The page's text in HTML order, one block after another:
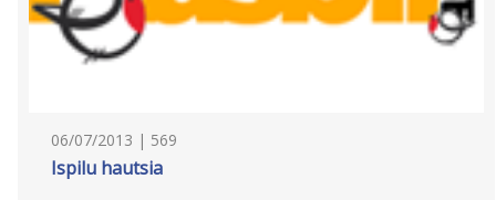
06/07/2013 | 569
Ispilu hautsia